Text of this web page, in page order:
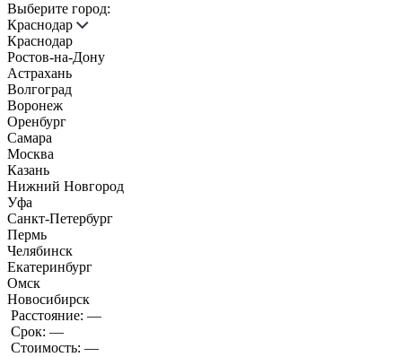
Выберите город:
Краснодар
Краснодар
Ростов-на-Дону
Астрахань
Волгоград
Воронеж
Оренбург
Самара
Москва
Казань
Нижний Новгород
Уфа
Санкт-Петербург
Пермь
Челябинск
Екатеринбург
Омск
Новосибирск
Расстояние: —
Срок: —
Стоимость: —